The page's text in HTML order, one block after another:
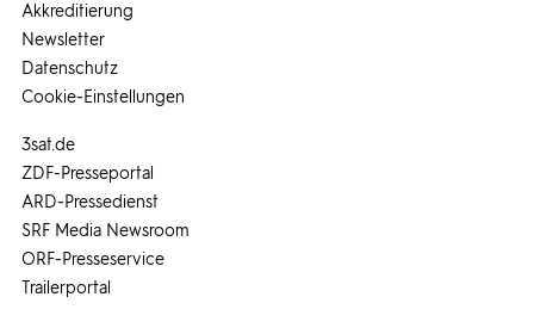
3sat.de
ZDF-Presseportal
ARD-Pressedienst
SRF Media Newsroom
ORF-Presseservice
Trailerportal
Akkreditierung
Newsletter
Datenschutz
Cookie-Einstellungen